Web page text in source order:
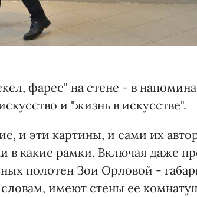
фарес" на стене - в
и "жизнь в искусстве".
и эти картины, и сами их
в какие рамки. Включая даже
полотен Зои Орловой -
имеют стены ее